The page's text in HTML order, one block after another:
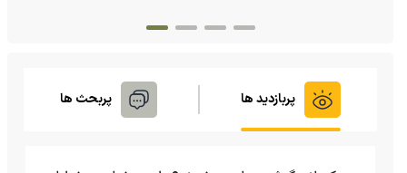
پربازدید ها پربحث ها